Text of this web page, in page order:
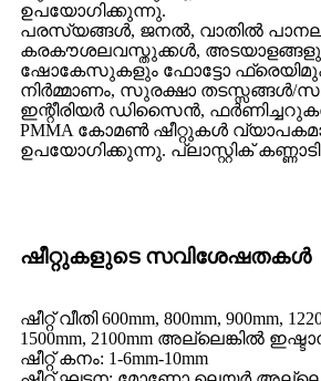
ഉപയോഗിക്കുന്നു.
പരസ്യങ്ങൾ, ജനൽ, വാതിൽ
കരകൗശലവസ്തുക്കൾ,
ഷോകേസുകളും ഫോട്ടോ
നിർമ്മാണം, സുരക്ഷാ തടസ്സങ്ങൾ/
ഇന്റീരിയർ ഡിസൈൻ,
PMMA കോമൺ ഷീറ്റുകൾ
ഉപയോഗിക്കുന്നു. പ്ലാസ്റ്റിക്
ഷീറ്റുകളുടെ സവിശേഷതകൾ
ഷീറ്റ് വീതി 600mm, 800mm, 900mm,
1500mm, 2100mm അല്ലെങ്കിൽ
ഷീറ്റ് കനം: 1-6mm-10mm